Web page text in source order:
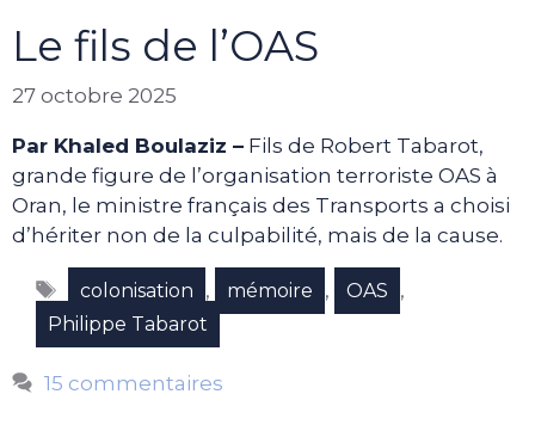
Le fils de l’OAS
27 octobre 2025
Par Khaled Boulaziz – Fils de Robert Tabarot,
grande figure de l’organisation terroriste OAS à
Oran, le ministre français des Transports a choisi
d’hériter non de la culpabilité, mais de la cause.
Étiquettes
colonisation , mémoire , OAS ,
Philippe Tabarot
15 commentaires